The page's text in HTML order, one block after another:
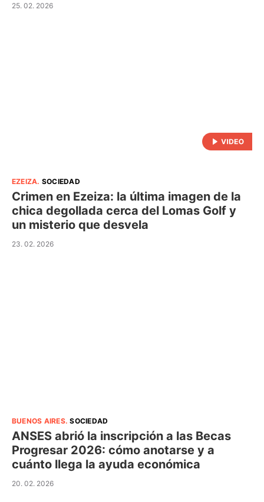
25. 02. 2026
EZEIZA. SOCIEDAD
Crimen en Ezeiza: la última imagen de la
chica degollada cerca del Lomas Golf y
un misterio que desvela
23. 02. 2026
BUENOS AIRES.SOCIEDAD
ANSES abrió la inscripción a las Becas
Progresar 2026: cómo anotarse y a
cuánto llega la ayuda económica
20. 02. 2026